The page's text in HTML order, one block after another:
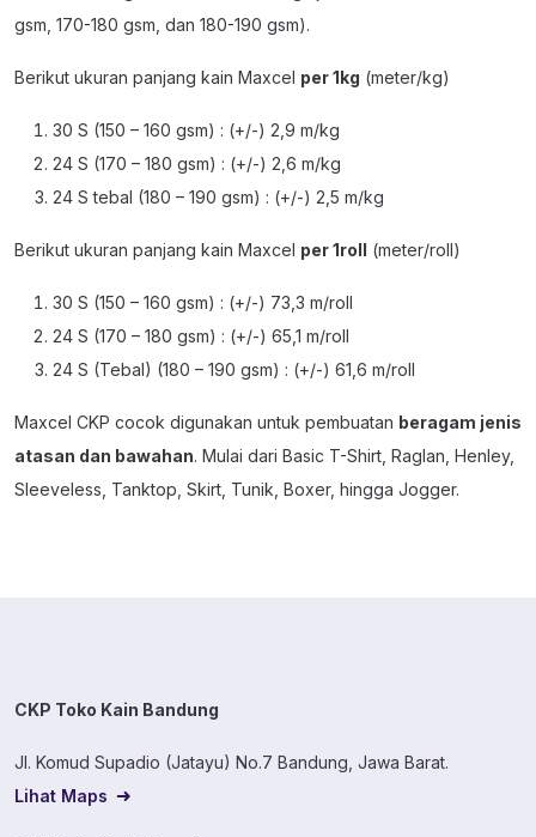
gsm, 170-180 gsm, dan 180-190 gsm).
Berikut ukuran panjang kain Maxcel per 1kg (meter/kg)
30 S (150 – 160 gsm) : (+/-) 2,9 m/kg
24 S (170 – 180 gsm) : (+/-) 2,6 m/kg
24 S tebal (180 – 190 gsm) : (+/-) 2,5 m/kg
Berikut ukuran panjang kain Maxcel per 1roll (meter/roll)
30 S (150 – 160 gsm) : (+/-) 73,3 m/roll
24 S (170 – 180 gsm) : (+/-) 65,1 m/roll
24 S (Tebal) (180 – 190 gsm) : (+/-) 61,6 m/roll
Maxcel CKP cocok digunakan untuk pembuatan beragam jenis
atasan dan bawahan. Mulai dari Basic T-Shirt, Raglan, Henley,
Sleeveless, Tanktop, Skirt, Tunik, Boxer, hingga Jogger.
CKP Toko Kain Bandung
Jl. Komud Supadio (Jatayu) No.7 Bandung, Jawa Barat.
Lihat Maps